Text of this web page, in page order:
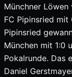
Münchner
FC Pipinsried mit
Pipinsried
München mit 1:0
Pokalrunde. Das
Daniel